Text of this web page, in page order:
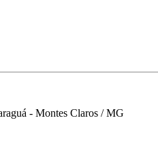
- Montes Claros / MG